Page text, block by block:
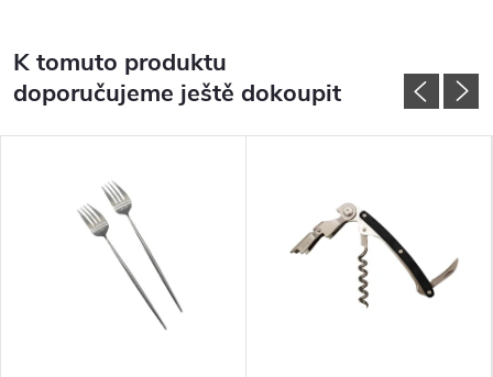
K tomuto produktu
doporučujeme ještě dokoupit